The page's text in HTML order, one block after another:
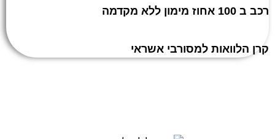
רכב ב 100 אחוז מימון ללא מקדמה
קרן הלוואות למסורבי אשראי